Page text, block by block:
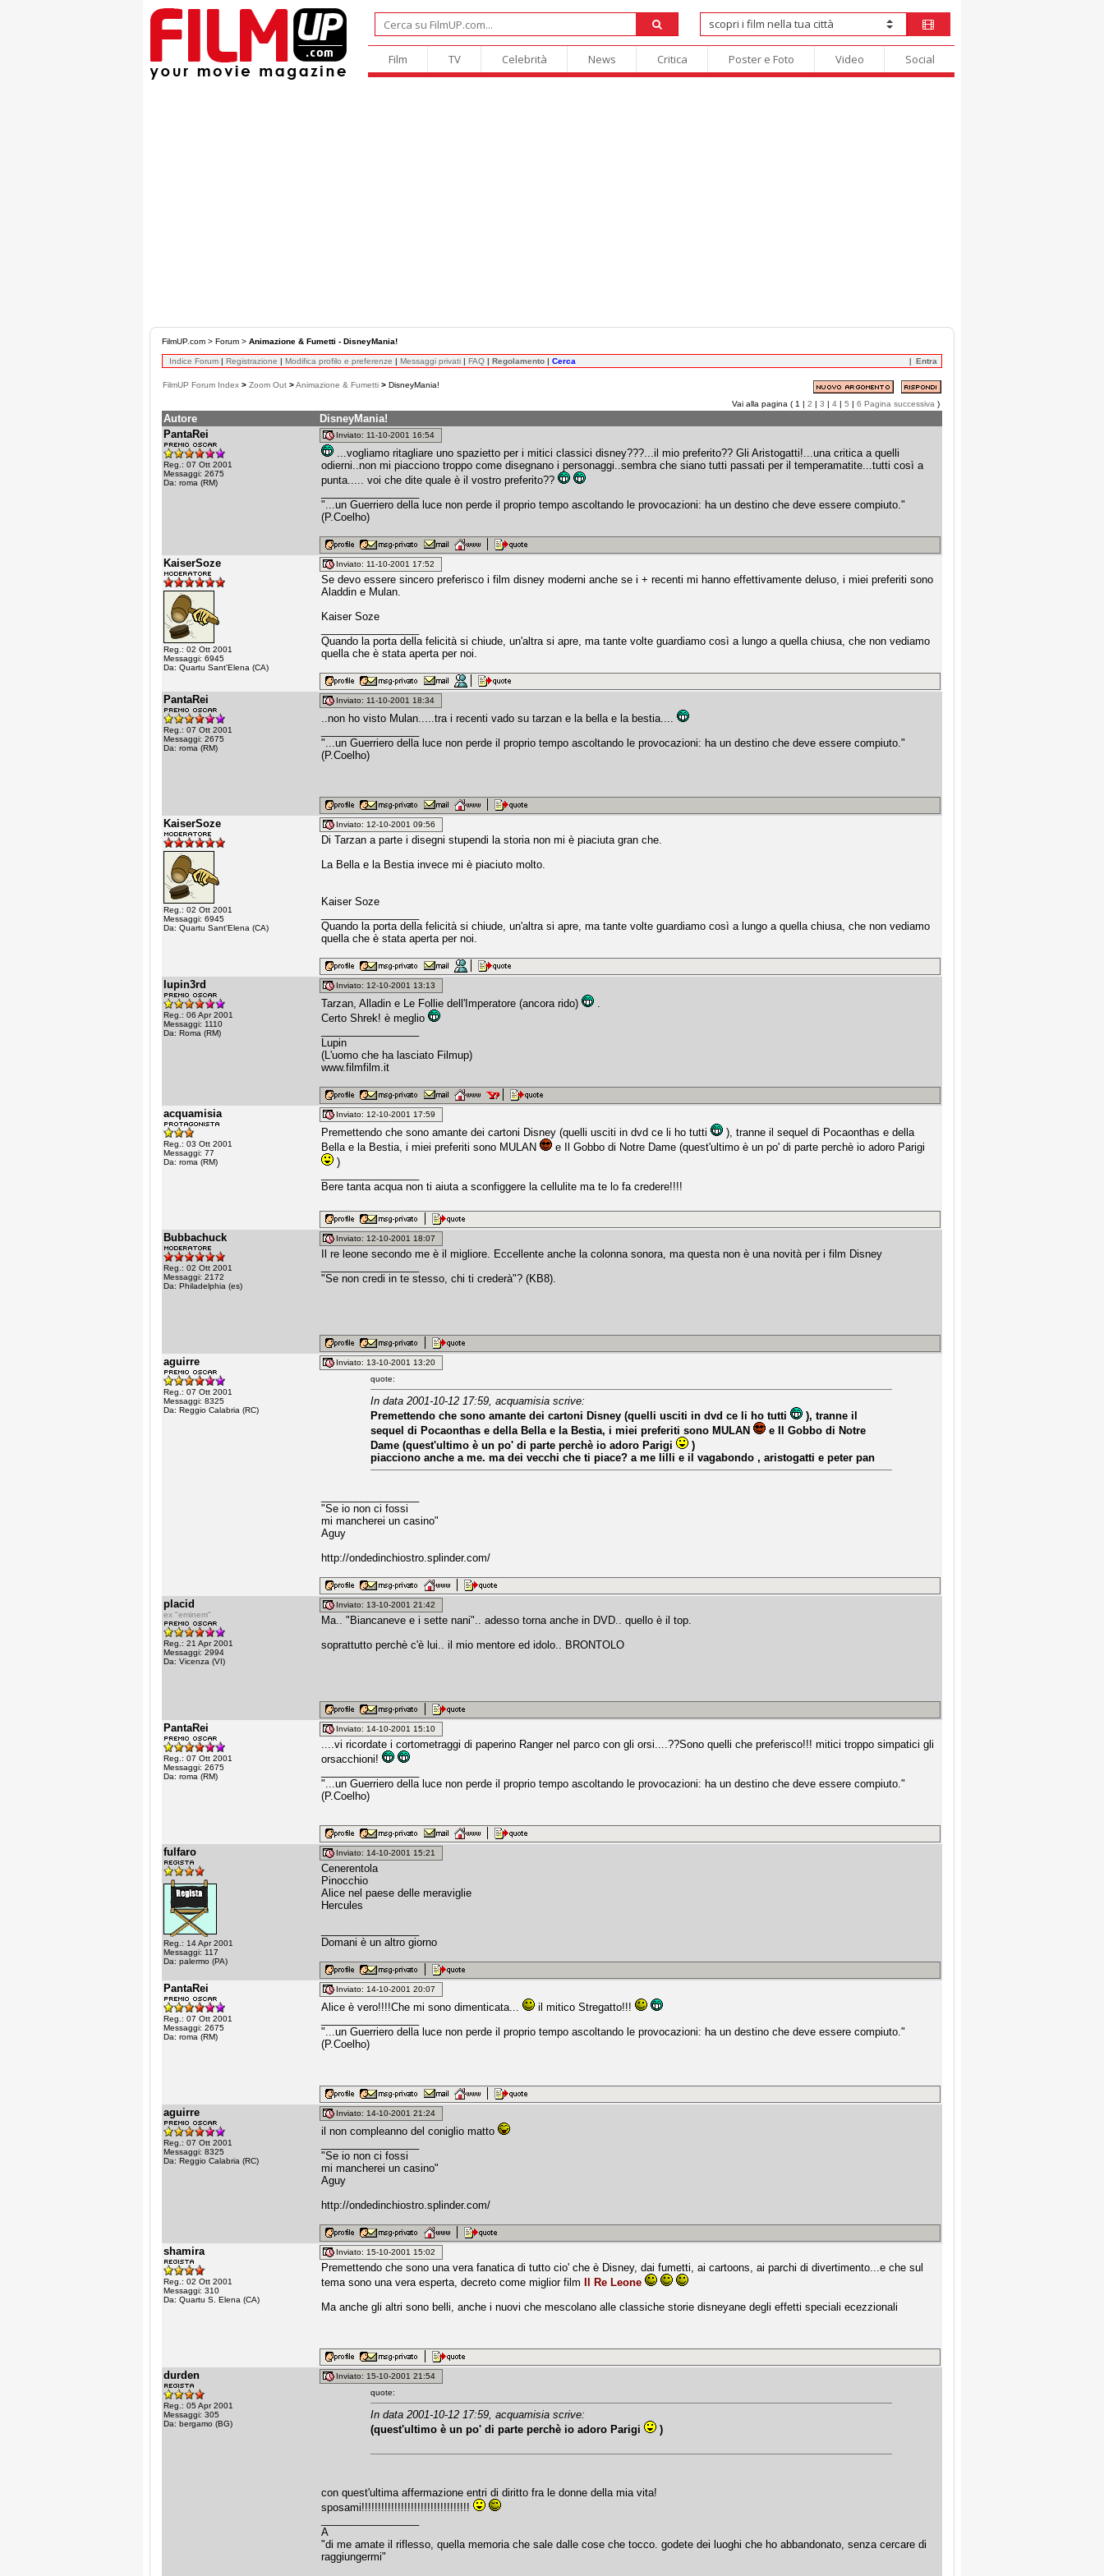
Film TV Celebrità News Critica Poster e Foto Video Social
FilmUP.com > Forum > Animazione & Fumetti - DisneyMania!
Indice Forum | Registrazione | Modifica profilo e preferenze | Messaggi privati | FAQ | Regolamento | Cerca Entra
FilmUP Forum Index > Zoom Out >Animazione & Fumetti > DisneyMania!
Vai alla pagina ( 1 | 2 | 3 | 4 | 5 | 6 Pagina successiva )
Autore
DisneyMania!
PantaRei
Reg.: 07 Ott 2001
Messaggi: 2675
Da: roma (RM)
Inviato: 11-10-2001 16:54
...vogliamo ritagliare uno spazietto per i mitici classici disney???...il mio preferito?? Gli Aristogatti!...una critica a quelli
odierni..non mi piacciono troppo come disegnano i personaggi..sembra che siano tutti passati per il temperamatite...tutti così a
punta..... voi che dite quale è il vostro preferito??
"...un Guerriero della luce non perde il proprio tempo ascoltando le provocazioni: ha un destino che deve essere compiuto."
(P.Coelho)
KaiserSoze
Reg.: 02 Ott 2001
Messaggi: 6945
Da: Quartu Sant'Elena (CA)
Inviato: 11-10-2001 17:52
Se devo essere sincero preferisco i film disney moderni anche se i + recenti mi hanno effettivamente deluso, i miei preferiti sono
Aladdin e Mulan.
Kaiser Soze
Quando la porta della felicità si chiude, un'altra si apre, ma tante volte guardiamo così a lungo a quella chiusa, che non vediamo
quella che è stata aperta per noi.
PantaRei
Reg.: 07 Ott 2001
Messaggi: 2675
Da: roma (RM)
Inviato: 11-10-2001 18:34
..non ho visto Mulan.....tra i recenti vado su tarzan e la bella e la bestia....
"...un Guerriero della luce non perde il proprio tempo ascoltando le provocazioni: ha un destino che deve essere compiuto."
(P.Coelho)
KaiserSoze
Reg.: 02 Ott 2001
Messaggi: 6945
Da: Quartu Sant'Elena (CA)
Inviato: 12-10-2001 09:56
Di Tarzan a parte i disegni stupendi la storia non mi è piaciuta gran che.
La Bella e la Bestia invece mi è piaciuto molto.
Kaiser Soze
Quando la porta della felicità si chiude, un'altra si apre, ma tante volte guardiamo così a lungo a quella chiusa, che non vediamo
quella che è stata aperta per noi.
lupin3rd
Reg.: 06 Apr 2001
Messaggi: 1110
Da: Roma (RM)
Inviato: 12-10-2001 13:13
Tarzan, Alladin e Le Follie dell'Imperatore (ancora rido)
.
Certo Shrek! è meglio
Lupin
(L'uomo che ha lasciato Filmup)
www.filmfilm.it
acquamisia
Reg.: 03 Ott 2001
Messaggi: 77
Da: roma (RM)
Inviato: 12-10-2001 17:59
Premettendo che sono amante dei cartoni Disney (quelli usciti in dvd ce li ho tutti
), tranne il sequel di Pocaonthas e della
Bella e la Bestia, i miei preferiti sono MULAN
e Il Gobbo di Notre Dame (quest'ultimo è un po' di parte perchè io adoro Parigi
)
Bere tanta acqua non ti aiuta a sconfiggere la cellulite ma te lo fa credere!!!!
Bubbachuck
Reg.: 02 Ott 2001
Messaggi: 2172
Da: Philadelphia (es)
Inviato: 12-10-2001 18:07
Il re leone secondo me è il migliore. Eccellente anche la colonna sonora, ma questa non è una novità per i film Disney
"Se non credi in te stesso, chi ti crederà"? (KB8).
aguirre
Reg.: 07 Ott 2001
Messaggi: 8325
Da: Reggio Calabria (RC)
Inviato: 13-10-2001 13:20
quote:
In data 2001-10-12 17:59, acquamisia scrive:
Premettendo che sono amante dei cartoni Disney (quelli usciti in dvd ce li ho tutti
), tranne il
sequel di Pocaonthas e della Bella e la Bestia, i miei preferiti sono MULAN
e Il Gobbo di Notre
Dame (quest'ultimo è un po' di parte perchè io adoro Parigi
)
piacciono anche a me. ma dei vecchi che ti piace? a me lilli e il vagabondo , aristogatti e peter pan
"Se io non ci fossi
mi mancherei un casino"
Aguy
http://ondedinchiostro.splinder.com/
placid
ex "eminem"
Reg.: 21 Apr 2001
Messaggi: 2994
Da: Vicenza (VI)
Inviato: 13-10-2001 21:42
Ma.. "Biancaneve e i sette nani".. adesso torna anche in DVD.. quello è il top.
soprattutto perchè c'è lui.. il mio mentore ed idolo.. BRONTOLO
PantaRei
Reg.: 07 Ott 2001
Messaggi: 2675
Da: roma (RM)
Inviato: 14-10-2001 15:10
....vi ricordate i cortometraggi di paperino Ranger nel parco con gli orsi....??Sono quelli che preferisco!!! mitici troppo simpatici gli
orsacchioni!
"...un Guerriero della luce non perde il proprio tempo ascoltando le provocazioni: ha un destino che deve essere compiuto."
(P.Coelho)
fulfaro
Reg.: 14 Apr 2001
Messaggi: 117
Da: palermo (PA)
Inviato: 14-10-2001 15:21
Cenerentola
Pinocchio
Alice nel paese delle meraviglie
Hercules
Domani è un altro giorno
PantaRei
Reg.: 07 Ott 2001
Messaggi: 2675
Da: roma (RM)
Inviato: 14-10-2001 20:07
Alice è vero!!!!Che mi sono dimenticata...
il mitico Stregatto!!!
"...un Guerriero della luce non perde il proprio tempo ascoltando le provocazioni: ha un destino che deve essere compiuto."
(P.Coelho)
aguirre
Reg.: 07 Ott 2001
Messaggi: 8325
Da: Reggio Calabria (RC)
Inviato: 14-10-2001 21:24
il non compleanno del coniglio matto
"Se io non ci fossi
mi mancherei un casino"
Aguy
http://ondedinchiostro.splinder.com/
shamira
Reg.: 02 Ott 2001
Messaggi: 310
Da: Quartu S. Elena (CA)
Inviato: 15-10-2001 15:02
Premettendo che sono una vera fanatica di tutto cio' che è Disney, dai fumetti, ai cartoons, ai parchi di divertimento...e che sul
tema sono una vera esperta, decreto come miglior film
Il Re Leone
Ma anche gli altri sono belli, anche i nuovi che mescolano alle classiche storie disneyane degli effetti speciali ecezzionali
durden
Reg.: 05 Apr 2001
Messaggi: 305
Da: bergamo (BG)
Inviato: 15-10-2001 21:54
quote:
In data 2001-10-12 17:59, acquamisia scrive:
(quest'ultimo è un po' di parte perchè io adoro Parigi
)
con quest'ultima affermazione entri di diritto fra le donne della mia vita!
sposami!!!!!!!!!!!!!!!!!!!!!!!!!!!!!!!!!
A
"di me amate il riflesso, quella memoria che sale dalle cose che tocco. godete dei luoghi che ho abbandonato, senza cercare di
raggiungermi"